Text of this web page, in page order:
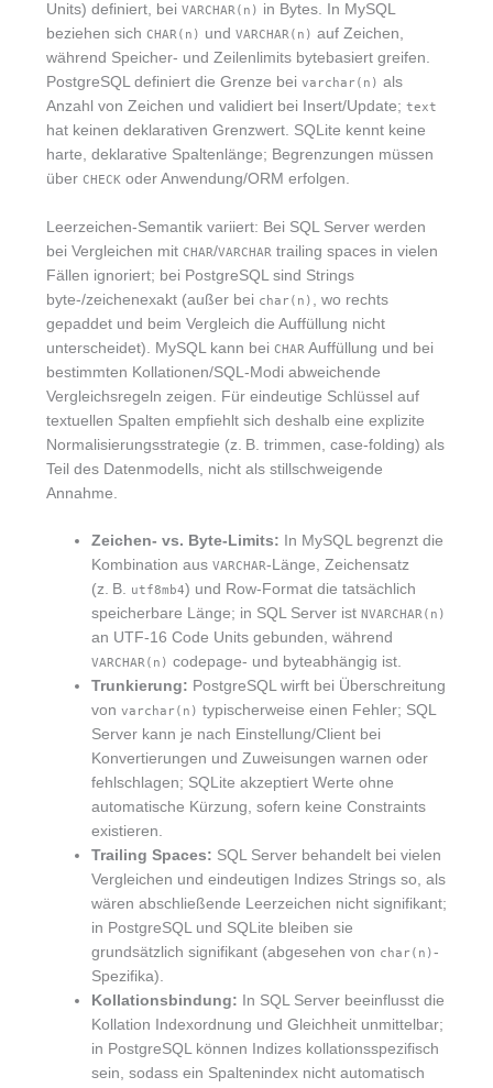
Units) definiert, bei VARCHAR(n) in Bytes. In MySQL
beziehen sich CHAR(n) und VARCHAR(n) auf Zeichen,
während Speicher- und Zeilenlimits bytebasiert greifen.
PostgreSQL definiert die Grenze bei varchar(n) als
Anzahl von Zeichen und validiert bei Insert/Update; text
hat keinen deklarativen Grenzwert. SQLite kennt keine
harte, deklarative Spaltenlänge; Begrenzungen müssen
über CHECK oder Anwendung/ORM erfolgen.
Leerzeichen-Semantik variiert: Bei SQL Server werden
bei Vergleichen mit CHAR/VARCHAR trailing spaces in vielen
Fällen ignoriert; bei PostgreSQL sind Strings
byte-/zeichenexakt (außer bei char(n)
, wo rechts
gepaddet und beim Vergleich die Auffüllung nicht
unterscheidet). MySQL kann bei CHAR Auffüllung und bei
bestimmten Kollationen/SQL-Modi abweichende
Vergleichsregeln zeigen. Für eindeutige Schlüssel auf
textuellen Spalten empfiehlt sich deshalb eine explizite
Normalisierungsstrategie (z. B. trimmen, case-folding) als
Teil des Datenmodells, nicht als stillschweigende
Annahme.
Zeichen- vs. Byte-Limits: In MySQL begrenzt die
Kombination aus VARCHAR-Länge, Zeichensatz
(z. B. utf8mb4) und Row-Format die tatsächlich
speicherbare Länge; in SQL Server ist NVARCHAR(n)
an UTF-16 Code Units gebunden, während
VARCHAR(n) codepage- und byteabhängig ist.
Trunkierung: PostgreSQL wirft bei Überschreitung
von varchar(n) typischerweise einen Fehler; SQL
Server kann je nach Einstellung/Client bei
Konvertierungen und Zuweisungen warnen oder
fehlschlagen; SQLite akzeptiert Werte ohne
automatische Kürzung, sofern keine Constraints
existieren.
Trailing Spaces: SQL Server behandelt bei vielen
Vergleichen und eindeutigen Indizes Strings so, als
wären abschließende Leerzeichen nicht signifikant;
in PostgreSQL und SQLite bleiben sie
grundsätzlich signifikant (abgesehen von char(n)-
Spezifika).
Kollationsbindung: In SQL Server beeinflusst die
Kollation Indexordnung und Gleichheit unmittelbar;
in PostgreSQL können Indizes kollationsspezifisch
sein, sodass ein Spaltenindex nicht automatisch